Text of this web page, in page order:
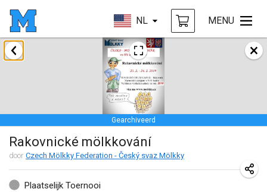
NL MENU
Gearchiveerd
Rakovnické mölkkování
door Czech Mölkky Federation - Český svaz Mölkky
Plaatselijk Toernooi
januari 2019
New Year's Throw Mölkky
Tsjechië
Tournoi Mixte ASPTTOM
20 jan. 2019 |Frankrijk
Tournoi d'Hiver
26 jan. 2019|Frankrijk